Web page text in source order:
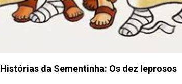
Histórias da Sementinha: Os dez leprosos